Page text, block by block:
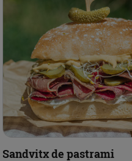
Sandvitx de pastrami